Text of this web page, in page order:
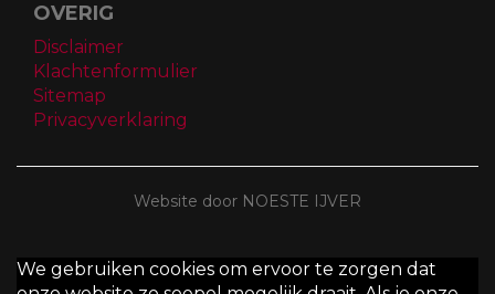
OVERIG
Disclaimer
Klachtenformulier
Sitemap
Privacyverklaring
Website door NOESTE IJVER
We gebruiken cookies om ervoor te zorgen dat